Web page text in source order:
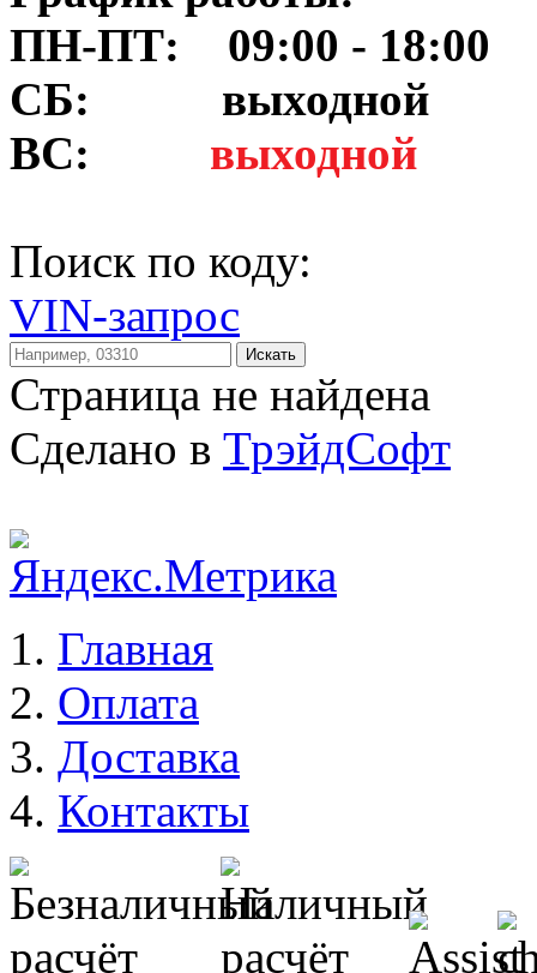
ПН-ПТ: 09:00 - 18:00
СБ:
выходной
ВС: выходной
Поиск по коду:
VIN-запрос
Искать
Страница не найдена
Сделано в ТрэйдСофт
Главная
Оплата
Доставка
Контакты